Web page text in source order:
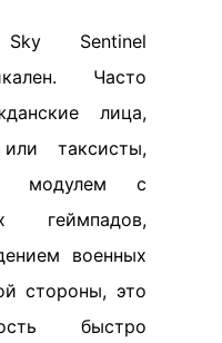
Sentinel
Часто
лица,
таксисты,
модулем с
геймпадов,
военных
стороны, это
быстро